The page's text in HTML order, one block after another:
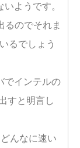
ようです。
るのでそれま
るでしょう
でインテルの
すと明言し
んなに速い